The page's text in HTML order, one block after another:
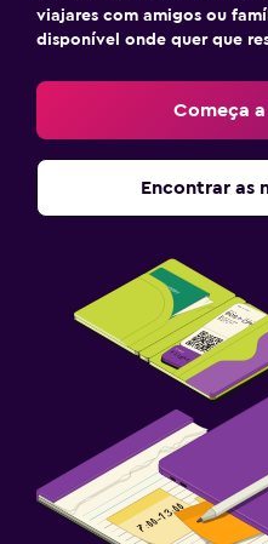
viajares com amigos ou
disponível onde quer que
Começa a
Encontrar as